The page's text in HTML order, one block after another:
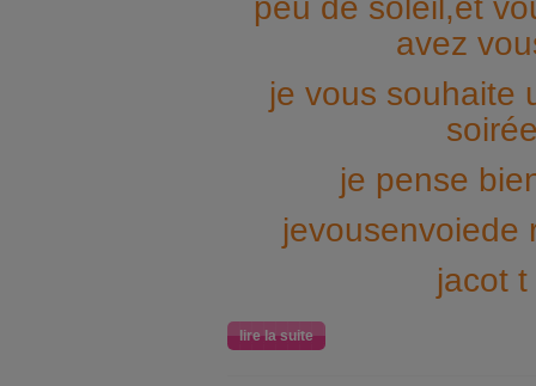
avez
je vous souhaite
je pense
jevousenvoiede
jacot t
lire la suite